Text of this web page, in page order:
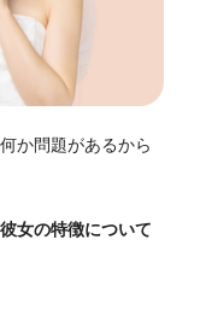
か問題があるから
女の特徴について